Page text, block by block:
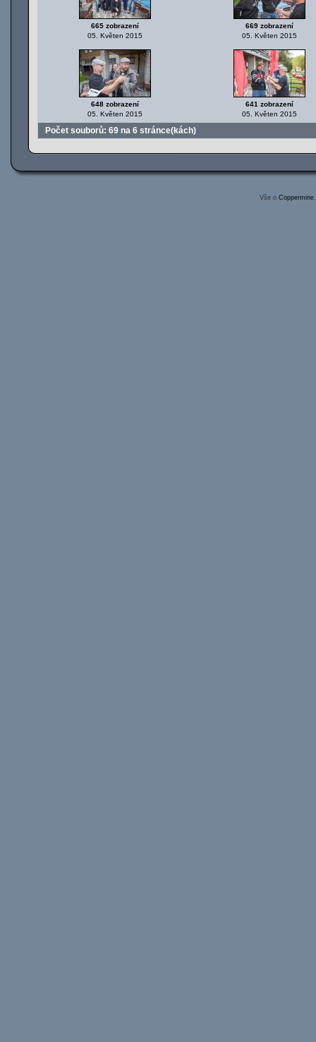
665 zobrazení
05. Květen 2015
669 zobrazení
05. Květen 2015
648 zobrazení
05. Květen 2015
641 zobrazení
05. Květen 2015
Počet souborů: 69 na 6 stránce(kách)
Vše o Coppermine